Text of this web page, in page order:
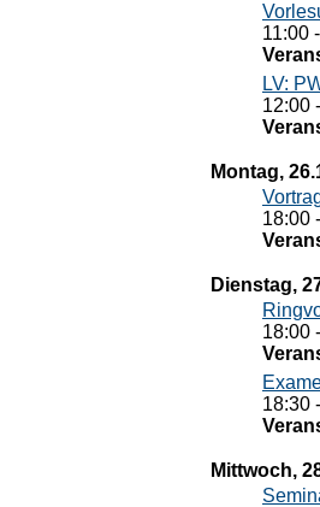
11:00
LV:
12:00
Montag,
18:00
Dienstag,
18:00
18:30
Mittwoch,